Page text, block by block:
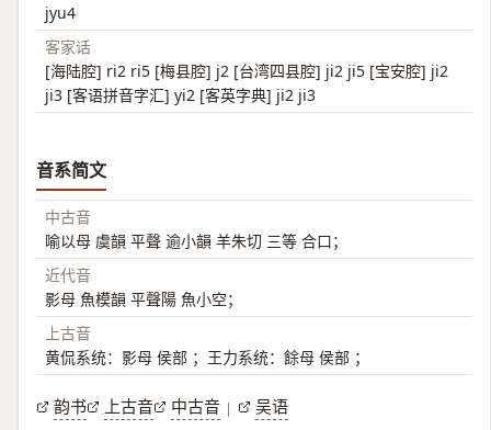
jyu4
客家话
[海陆腔] ri2 ri5 [梅县腔] j2 [台湾四县腔] ji2 ji5 [宝安腔] ji2
ji3 [客语拼音字汇] yi2 [客英字典] ji2 ji3
音系简文
中古音
喻以母 虞韻 平聲 逾小韻 羊朱切 三等 合口；
近代音
影母 魚模韻 平聲陽 魚小空；
上古音
黄侃系统：影母 侯部 ；王力系统：餘母 侯部 ；
韵书 上古音 中古音 | 吴语